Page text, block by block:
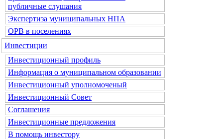
публичные слушания
Экспертиза муниципальных НПА
ОРВ в поселениях
Инвестиции
Инвестиционный профиль
Информация о муниципальном образовании
Инвестиционный уполномоченый
Инвестиционный Совет
Соглашения
Инвестиционные предложения
В помощь инвестору